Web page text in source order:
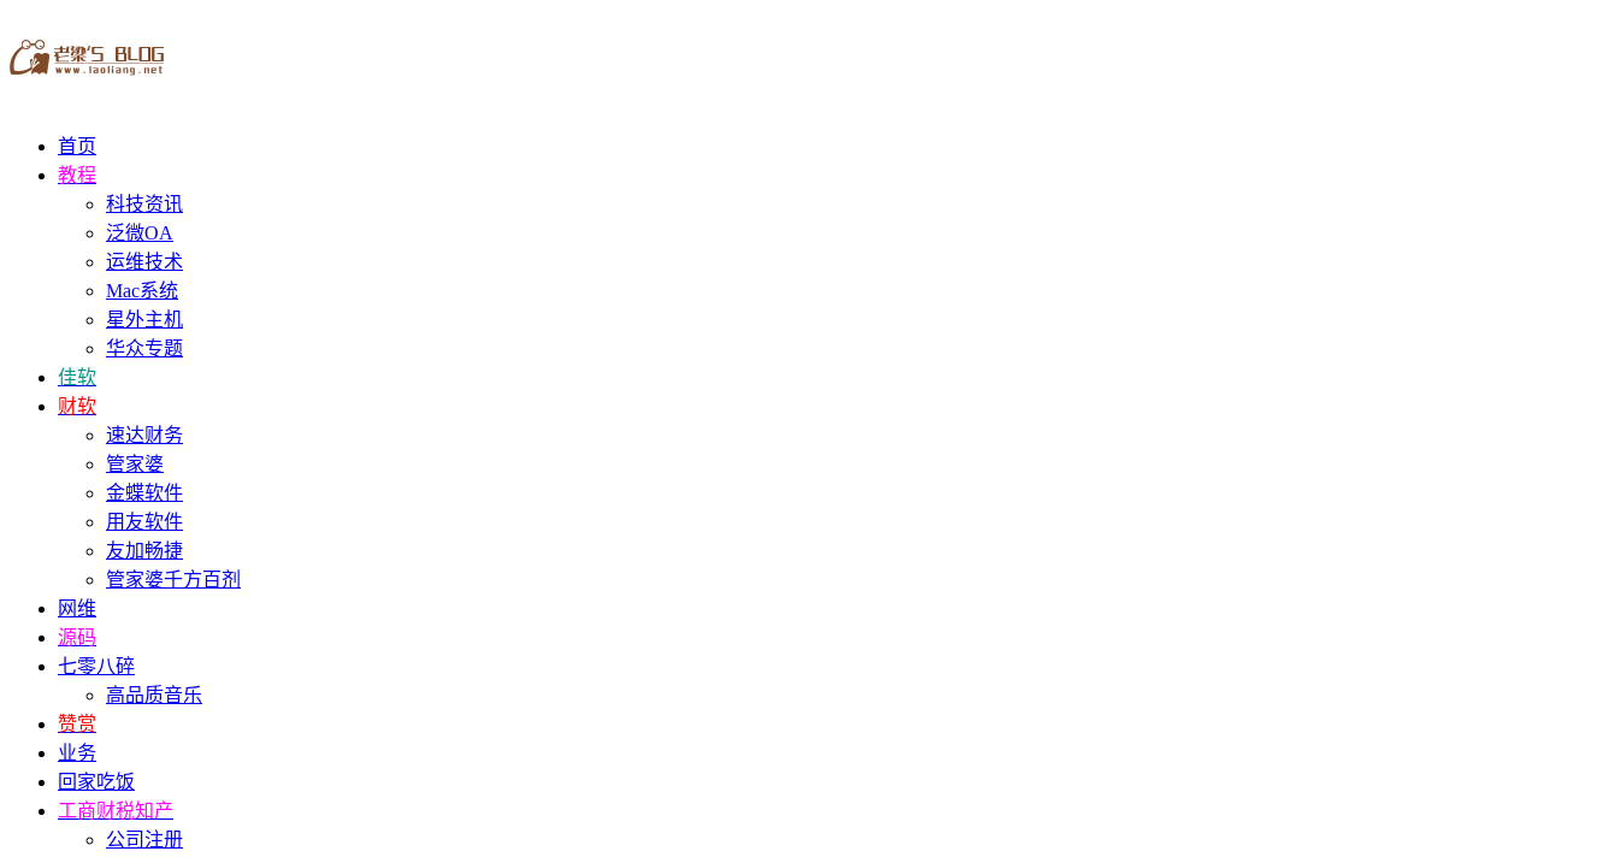
首页
教程
科技资讯
泛微OA
运维技术
Mac系统
星外主机
华众专题
佳软
财软
速达财务
管家婆
金蝶软件
用友软件
友加畅捷
管家婆千方百剂
网维
源码
七零八碎
高品质音乐
赞赏
业务
回家吃饭
工商财税知产
公司注册